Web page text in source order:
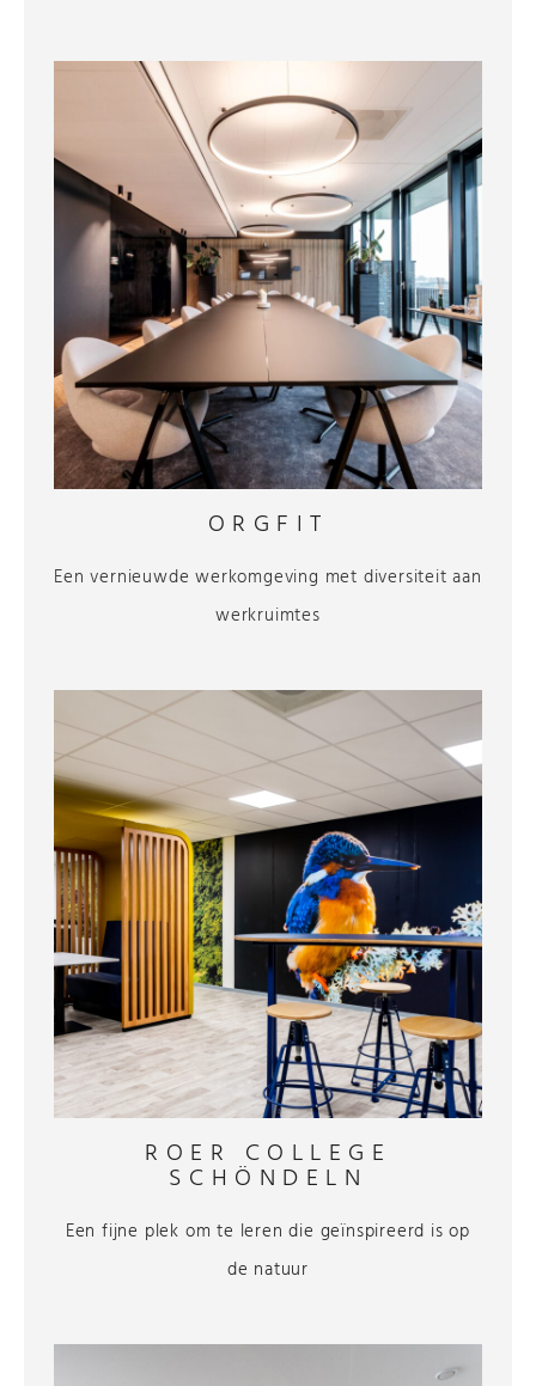
ORGFIT
Een vernieuwde werkomgeving met diversiteit aan
werkruimtes
ROER COLLEGE
SCHÖNDELN
Een fijne plek om te leren die geïnspireerd is op
de natuur